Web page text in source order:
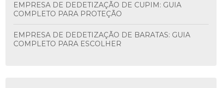
EMPRESA DE DEDETIZAÇÃO DE CUPIM: GUIA
COMPLETO PARA PROTEÇÃO
EMPRESA DE DEDETIZAÇÃO DE BARATAS: GUIA
COMPLETO PARA ESCOLHER